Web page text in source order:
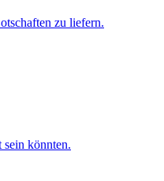
zu liefern.
könnten.